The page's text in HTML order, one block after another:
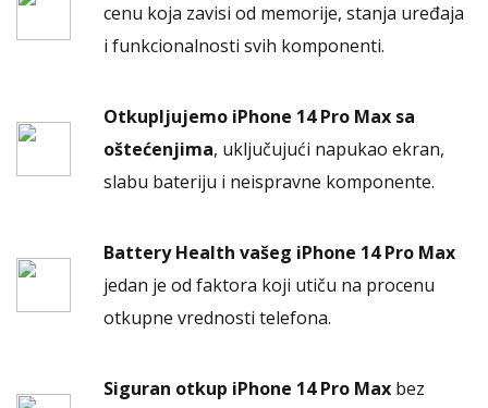
cenu koja zavisi od memorije, stanja uređaja
i funkcionalnosti svih komponenti.
Otkupljujemo iPhone 14 Pro Max sa
oštećenjima, uključujući napukao ekran,
slabu bateriju i neispravne komponente.
Battery Health vašeg iPhone 14 Pro Max
jedan je od faktora koji utiču na procenu
otkupne vrednosti telefona.
Siguran otkup iPhone 14 Pro Max bez